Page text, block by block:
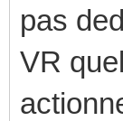
pas
VR